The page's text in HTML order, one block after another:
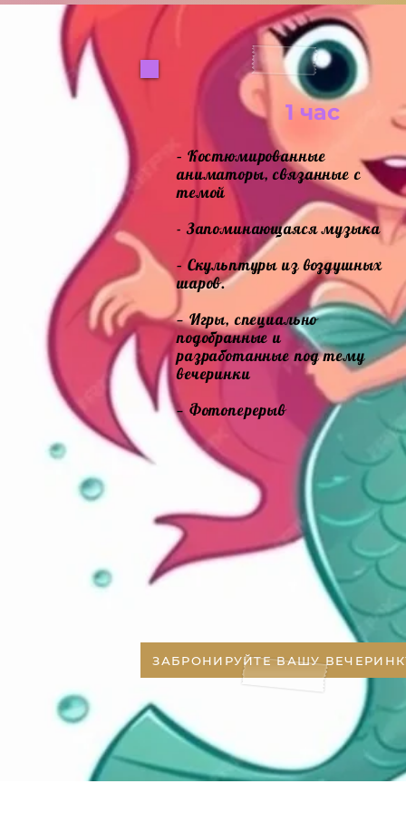
1 час
– Костюмированные
аниматоры, связанные с
темой
- Запоминающаяся музыка
– Скульптуры из воздушных
шаров.
— Игры, специально
подобранные и
разработанные под тему
вечеринки
— Фотоперерыв
ЗАБРОНИРУЙТЕ ВАШУ